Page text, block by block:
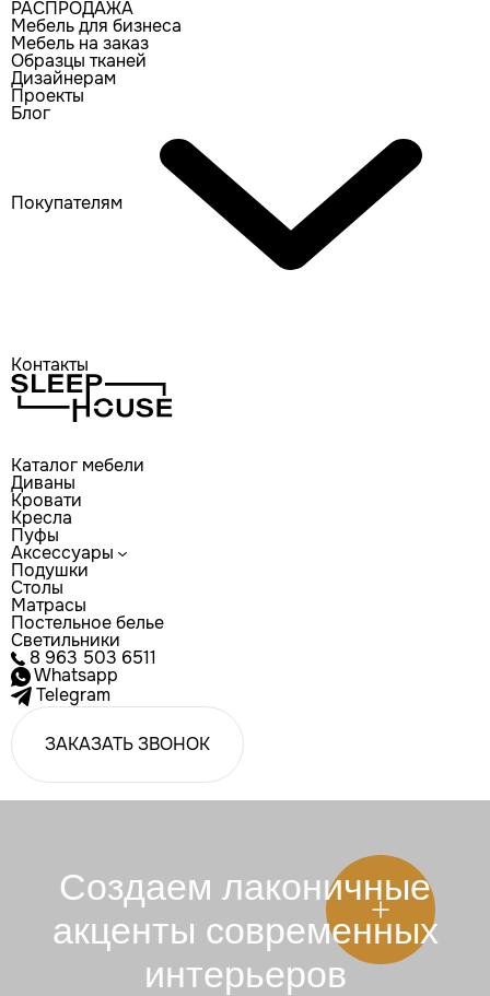
РАСПРОДАЖА
Мебель для бизнеса
Мебель на заказ
Образцы тканей
Дизайнерам
Проекты
Блог
Покупателям
Контакты
Каталог мебели
Диваны
Кровати
Кресла
Пуфы
Аксессуары
Подушки
Столы
Матрасы
Постельное белье
Светильники
8 963 503 6511
Whatsapp
Telegram
ЗАКАЗАТЬ ЗВОНОК
Создаем лаконичные
акценты современных
интерьеров